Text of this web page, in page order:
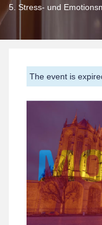
5. Stress- und
The event is